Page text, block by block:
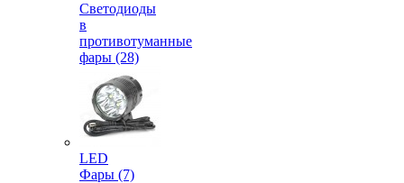
Светодиоды
в
противотуманные
фары (28)
LED
Фары (7)